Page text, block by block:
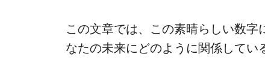
この文章では、この素晴らしい数
なたの未来にどのように関係してい